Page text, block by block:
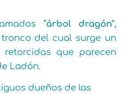
“árbol dragón”,
del cual surge un
retorcidas que parecen
Ladón.
dueños de las